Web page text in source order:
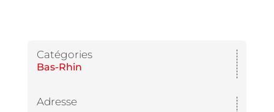
Catégories
Bas-Rhin
Adresse